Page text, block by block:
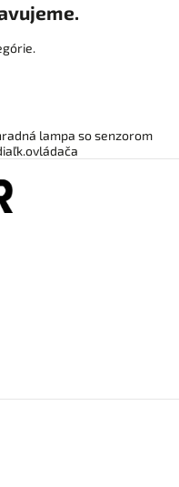
lampa so senzorom